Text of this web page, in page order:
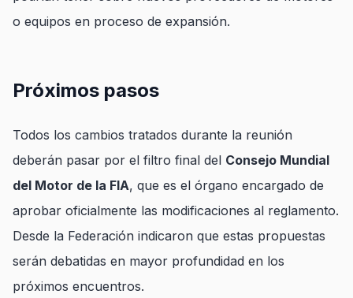
o equipos en proceso de expansión.
Próximos pasos
Todos los cambios tratados durante la reunión
deberán pasar por el filtro final del Consejo Mundial
del Motor de la FIA, que es el órgano encargado de
aprobar oficialmente las modificaciones al reglamento.
Desde la Federación indicaron que estas propuestas
serán debatidas en mayor profundidad en los
próximos encuentros.